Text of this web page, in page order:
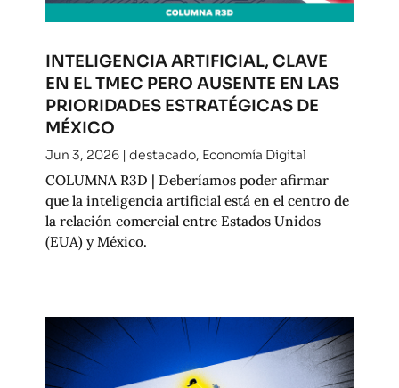
INTELIGENCIA ARTIFICIAL, CLAVE
EN EL TMEC PERO AUSENTE EN LAS
PRIORIDADES ESTRATÉGICAS DE
MÉXICO
Jun 3, 2026| destacado, Economía Digital
COLUMNA R3D | Deberíamos poder afirmar
que la inteligencia artificial está en el centro de
la relación comercial entre Estados Unidos
(EUA) y México.